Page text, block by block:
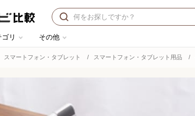
ゴリ その他
スマートフォン・タブレット スマートフォン・タブレット用品